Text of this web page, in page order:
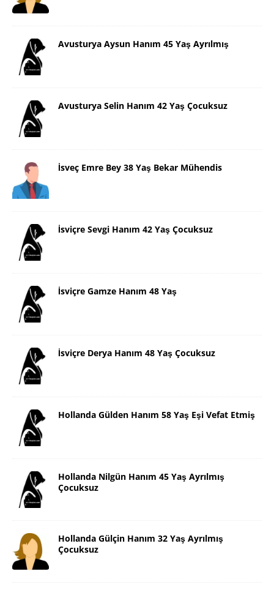
Avusturya Aysun Hanım 45 Yaş Ayrılmış
Avusturya Selin Hanım 42 Yaş Çocuksuz
İsveç Emre Bey 38 Yaş Bekar Mühendis
İsviçre Sevgi Hanım 42 Yaş Çocuksuz
İsviçre Gamze Hanım 48 Yaş
İsviçre Derya Hanım 48 Yaş Çocuksuz
Hollanda Gülden Hanım 58 Yaş Eşi Vefat Etmiş
Hollanda Nilgün Hanım 45 Yaş Ayrılmış
Çocuksuz
Hollanda Gülçin Hanım 32 Yaş Ayrılmış
Çocuksuz